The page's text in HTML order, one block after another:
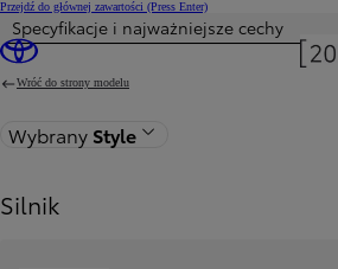
Przejdź do głównej zawartości (Press Enter)
Specyfikacje i najważniejsze cechy
Wróć do strony modelu
Wybrany Style
Silnik